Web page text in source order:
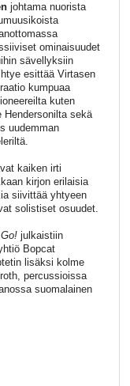
johtama nuorista
ominaisuudet
sävellyksiin
esittää Virtasen
kumpuaa
kuten
Hendersonilta sekä
uudemman
kaiken irti
kirjon erilaisia
siivittää yhtyeen
solistiset osuudet.
julkaistiin
Bopcat
lisäksi kolme
percussioissa
suomalainen